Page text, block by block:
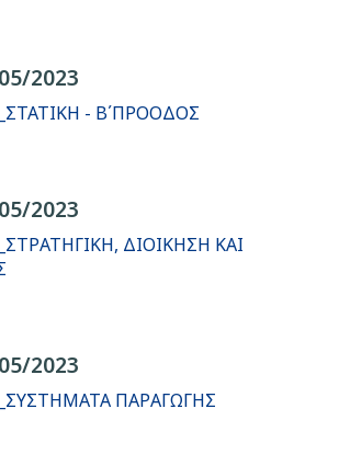
2023
- Β΄ΠΡΟΟΔΟΣ
2023
ΔΙΟΙΚΗΣΗ ΚΑΙ
2023
ΠΑΡΑΓΩΓΗΣ